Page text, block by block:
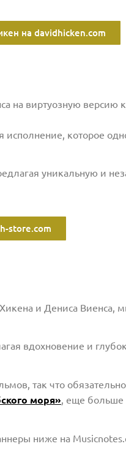
на davidhicken.com
на виртуозную версию
исполнение, которое
уникальную и
store.com
и Дениса Виенса,
вдохновение и
так что
моря» , еще
ниже на